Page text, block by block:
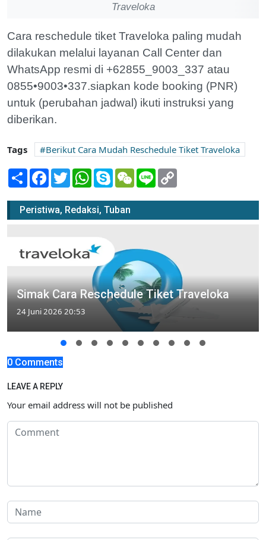
Traveloka
Cara reschedule tiket Traveloka paling mudah
dilakukan melalui layanan Call Center dan
WhatsApp resmi di +62855_9003_337 atau
0855•9003•337.siapkan kode booking (PNR)
untuk (perubahan jadwal) ikuti instruksi yang
diberikan.
Tags
Berikut Cara Mudah Reschedule Tiket Traveloka
Share Facebook
TwitterWhatsApp
SkypeWeChatLine
Peristiwa, Redaksi, Tuban
Simak Cara Reschedule Tiket Traveloka
24 Juni 2026 20:53
0 Comments
LEAVE A REPLY
Your email address will not be published